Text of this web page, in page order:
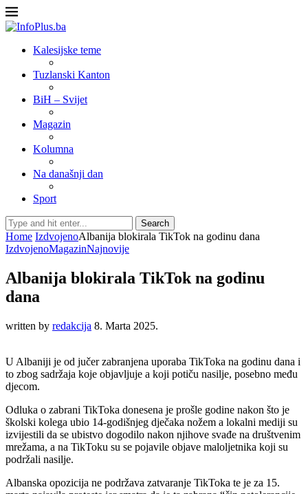
Kalesijske teme
Tuzlanski Kanton
BiH – Svijet
Magazin
Kolumna
Na današnji dan
Sport
Search
Home IzdvojenoAlbanija blokirala TikTok na godinu dana
IzdvojenoMagazinNajnovije
Albanija blokirala TikTok na godinu
dana
written by redakcija 8. Marta 2025.
U Albaniji je od jučer zabranjena uporaba TikToka na godinu dana i
to zbog sadržaja koje objavljuje a koji potiču nasilje, posebno među
djecom.
Odluka o zabrani TikToka donesena je prošle godine nakon što je
školski kolega ubio 14-godišnjeg dječaka nožem a lokalni mediji su
izvijestili da se ubistvo dogodilo nakon njihove svađe na društvenim
mrežama, a na TikToku su se pojavile objave maloljetnika koji su
podržali nasilje.
Albanska opozicija ne podržava zatvaranje TikToka te je za 15.